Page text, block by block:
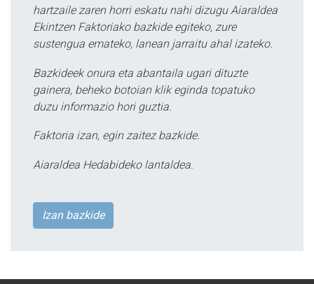
hartzaile zaren horri eskatu nahi dizugu Aiaraldea
Ekintzen Faktoriako bazkide egiteko, zure
sustengua emateko, lanean jarraitu ahal izateko.
Bazkideek onura eta abantaila ugari dituzte
gainera, beheko botoian klik eginda topatuko
duzu informazio hori guztia.
Faktoria izan, egin zaitez bazkide.
Aiaraldea Hedabideko lantaldea.
Izan bazkide